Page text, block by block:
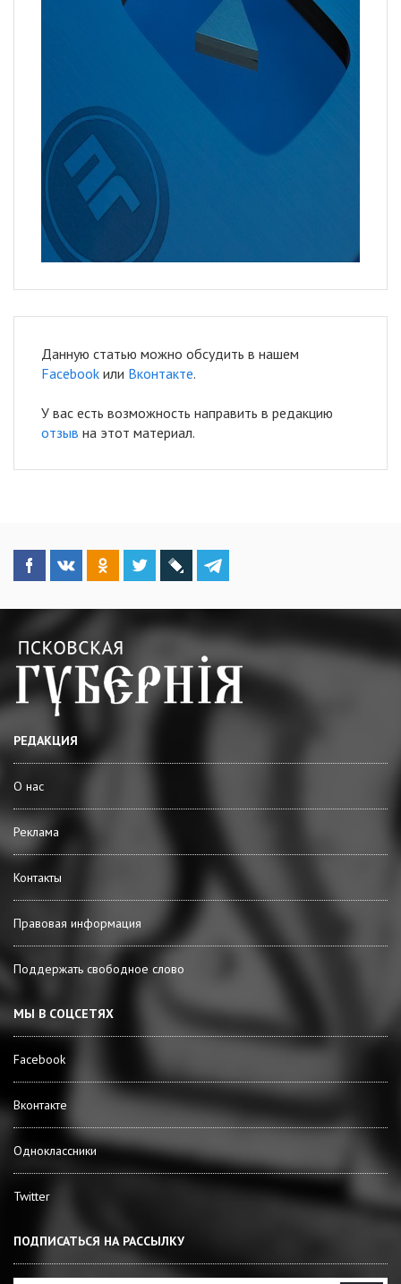
Данную статью можно обсудить в нашем
Facebook или Вконтакте.
У вас есть возможность направить в редакцию
отзыв на этот материал.
РЕДАКЦИЯ
О нас
Реклама
Контакты
Правовая информация
Поддержать свободное слово
МЫ В СОЦСЕТЯХ
Facebook
Вконтакте
Одноклассники
Twitter
ПОДПИСАТЬСЯ НА РАССЫЛКУ